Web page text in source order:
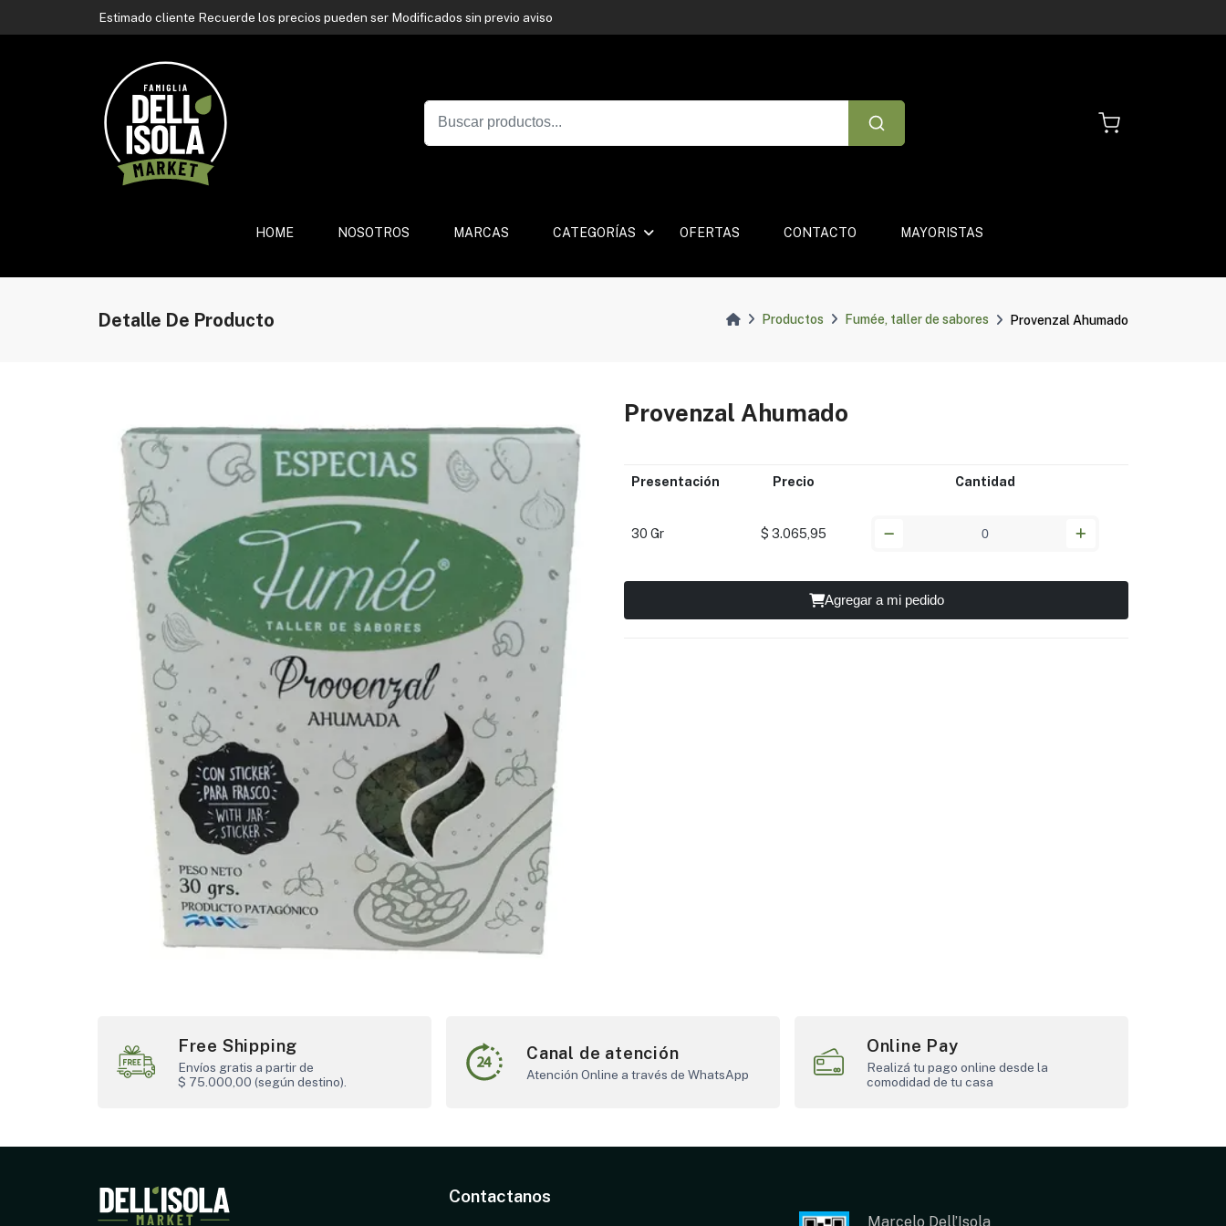
Estimado cliente Recuerde los precios pueden ser Modificados sin previo aviso
Contactá a nuestro asesor de ventas por whatsapp
Contactá a nuestro asesor de ventas
HOME NOSOTROS MARCAS CATEGORÍAS OFERTAS CONTACTO MAYORISTAS
Detalle De Producto Productos Fumée, taller de sabores Provenzal Ahumado
Provenzal Ahumado
Presentación Precio Cantidad
30 Gr $ 3.065,95
Agregar a mi pedido
Free Shipping
Envíos gratis a partir de
$ 75.000,00 (según destino).
Canal de atención
Atención Online a través de WhatsApp
Online Pay
Realizá tu pago online desde la
comodidad de tu casa
Contactanos
Marcelo Dell’Isola